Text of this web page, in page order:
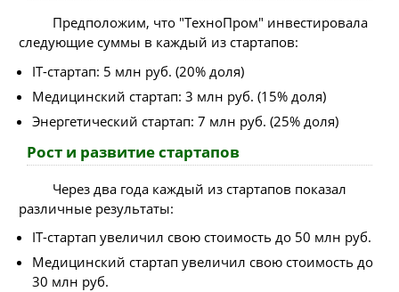
Предположим, что "ТехноПром" инвестировала
следующие суммы в каждый из стартапов:
IT-стартап: 5 млн руб. (20% доля)
Медицинский стартап: 3 млн руб. (15% доля)
Энергетический стартап: 7 млн руб. (25% доля)
Рост и развитие стартапов
Через два года каждый из стартапов показал
различные результаты:
IT-стартап увеличил свою стоимость до 50 млн руб.
Медицинский стартап увеличил свою стоимость до
30 млн руб.